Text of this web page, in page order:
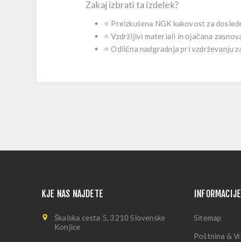
Zakaj izbrati ta izdelek?
⭐ Preizkušena NGK kakovost za
⭐ Vzdržljivi materiali in ojačana
⭐ Odlična nadgradnja pri vzdrževanju
KJE NAS NAJDETE
Škalska cesta 5, 3210 Slovenske
Konjice
INFORMACIJE
Sitemap
Poštnina &